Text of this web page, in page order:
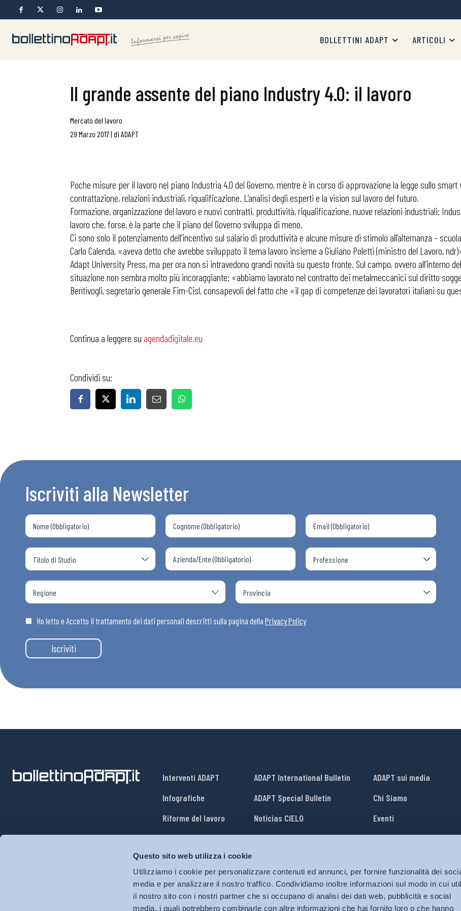
Questo sito web utilizza i cookie
Utilizziamo i cookie per personalizzare contenuti ed annunci, per fornire funzionalità dei
media e per analizzare il nostro traffico. Condividiamo inoltre informazioni sul modo in cui
il nostro sito con i nostri partner che si occupano di analisi dei dati web, pubblicità e social
media, i quali potrebbero combinarle con altre informazioni che hai fornito loro o che hanno
Bollettini ADAPT
Osservatori
Eventi
Chi Siamo
BOLLETTINI ADAPT ARTICOLI
Il grande assente del piano Industry 4.0: il lavoro
Mercato del lavoro
29 Marzo 2017| di ADAPT
Poche misure per il lavoro nel piano Industria 4.0 del Governo, mentre è in corso di approvazione la legge sullo
contrattazione, relazioni industriali, riqualificazione. L’analisi degli esperti e la vision sul lavoro del futuro.
Formazione, organizzazione del lavoro e nuovi contratti, produttività, riqualificazione, nuove relazioni industriali:
lavoro che, forse, è la parte che il piano del Governo sviluppa di meno.
Ci sono solo il potenziamento dell’incentivo sul salario di produttività e alcune misure di stimolo all’alternanza –
Carlo Calenda, «aveva detto che avrebbe sviluppato il tema lavoro insieme a Giuliano Poletti (ministro del Lavoro,
Adapt University Press, ma per ora non si intravedono grandi novità su questo fronte. Sul campo, ovvero all’interno
situazione non sembra molto più incoraggiante: «abbiamo lavorato nel contratto dei metalmeccanici sul diritto
Bentivogli, segretario generale Fim-Cisl, consapevoli del fatto che «il gap di competenze dei lavoratori italiani su
Continua a leggere su agendadigitale.eu
Condividi su:
Iscriviti alla Newsletter
Ho letto e Accetto il trattamento dei dati personali descritti sulla pagina della Privacy Policy
Iscriviti
Interventi ADAPT
Infografiche
Riforme del lavoro
Mercato del lavoro
Relazioni industriali
Salute e sicurezza
Welfare
ADAPT International Bulletin
ADAPT Special Bulletin
Noticias CIELO
ADAPT sui media
Chi Siamo
Eventi
Lavora con Noi